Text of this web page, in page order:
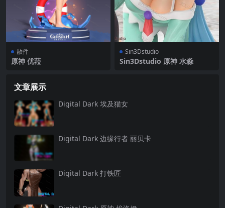
散件
原神 优菈
Sin3Dstudio
Sin3Dstudio 原神 水淼
文章展示
Digital Dark 埃及猫女
Digital Dark 边缘行者 丽贝卡
Digital Dark 打铁匠